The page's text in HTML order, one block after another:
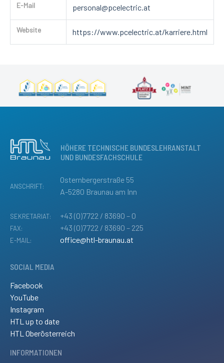
E-Mail personal@pcelectric.at
Website https://www.pcelectric.at/karriere.html
HÖHERE TECHNISCHE BUNDESLEHRANSTALT
UND BUNDESFACHSCHULE
ANSCHRIFT:
Osternbergerstraße 55
A-5280 Braunau am Inn
SEKRETARIAT: +43 (0)7722 / 83690 – 0
FAX: +43 (0)7722 / 83690 – 225
E-MAIL: office@htl-braunau.at
SOCIAL MEDIA
Facebook
YouTube
Instagram
HTL up to date
HTL Oberösterreich
INFORMATIONEN